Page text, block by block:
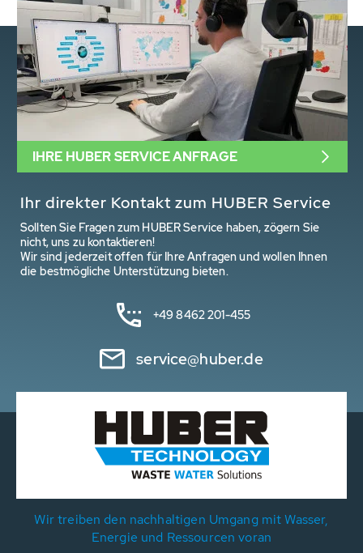
Ihr direkter Kontakt zum HUBER Service
Sollten Sie Fragen zum HUBER Service haben, zögern Sie
nicht, uns zu kontaktieren!
Wir sind jederzeit offen für Ihre Anfragen und wollen Ihnen
die bestmögliche Unterstützung bieten.
+49 8462 201-455
service@huber.de
IHRE HUBER SERVICE ANFRAGE
Wir treiben den nachhaltigen Umgang mit Wasser,
Energie und Ressourcen voran